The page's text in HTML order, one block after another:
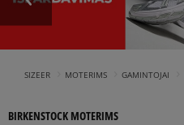
SIZEER MOTERIMS GAMINTOJAI
BIRKENSTOCK MOTERIMS